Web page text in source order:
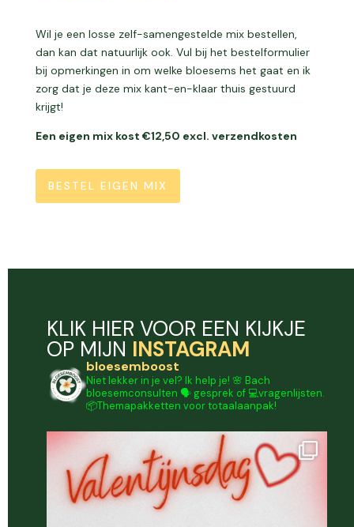
Wil je een losse zelf-samengestelde mix bestellen,
dan kan dat natuurlijk ook. Vul bij het bestelformulier
bij opmerkingen in om welke bloesems het gaat en ik
zorg dat je deze mix kant-en-klaar thuis gestuurd
krijgt!
Een eigen mix kost €12,50 excl. verzendkosten
BESTEL EIGEN MIX
KLIK HIER VOOR EEN KIJKJE
OP MIJN INSTAGRAM
bloesemboost
Niet lekker in je vel? Ik help je!🌸 Bach
bloesemconsulten 🗣️ gesprek of 💻vragenlijsten.
📦Themapakketten voor totaalaanpak!